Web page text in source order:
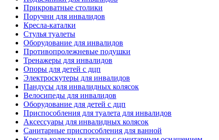
Прикроватные столики
Поручни для инвалидов
Кресла-каталки
Стулья туалеты
Оборудование для инвалидов
Противопролежневые подушки
Тренажеры для инвалидов
Опоры для детей с дцп
Электроскутеры для инвалидов
Пандусы для инвалидных колясок
Велосипеды для инвалидов
Оборудование для детей с дцп
Приспособления для туалета для инвалидов
Аксессуары для инвалидных колясок
Санитарные приспособления для ванной